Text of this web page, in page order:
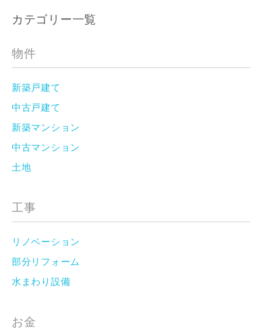
カテゴリー一覧
物件
新築戸建て
中古戸建て
新築マンション
中古マンション
土地
工事
リノベーション
部分リフォーム
水まわり設備
お金